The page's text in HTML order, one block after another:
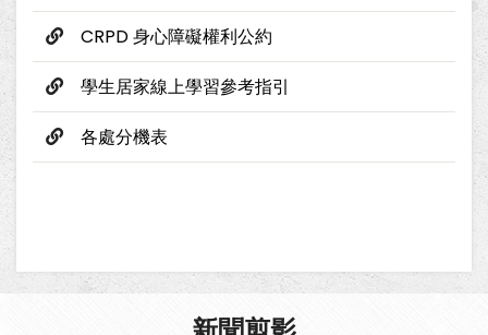
CRPD 身心障礙權利公約
學生居家線上學習參考指引
各處分機表